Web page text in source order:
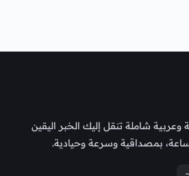
وعربية شاملة تنقل إليك الخبر اليقين
بمصداقية وسرعة وحيادية.